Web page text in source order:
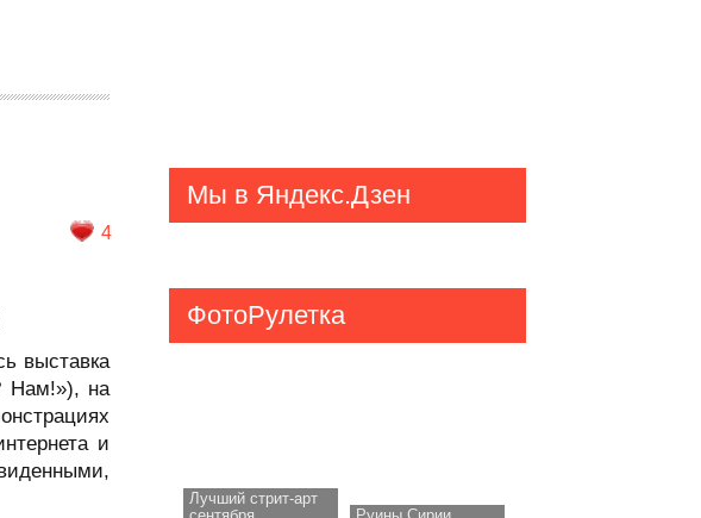
4
выставка
Нам!»), на
и
Мы в Яндекс.Дзен
ФотоРулетка
Лучший стрит-арт